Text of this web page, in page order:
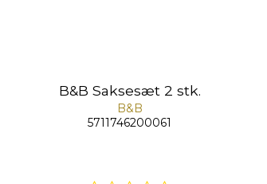
B&B Saksesæt 2 stk.
B&B
5711746200061